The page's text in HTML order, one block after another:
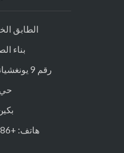
الطابق الخامس
بناء الصين Hangfa
حي هايديان
بكين. الصين.